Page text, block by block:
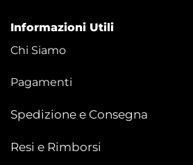
Informazioni Utili
Chi Siamo
Pagamenti
Spedizione e Consegna
Resi e Rimborsi